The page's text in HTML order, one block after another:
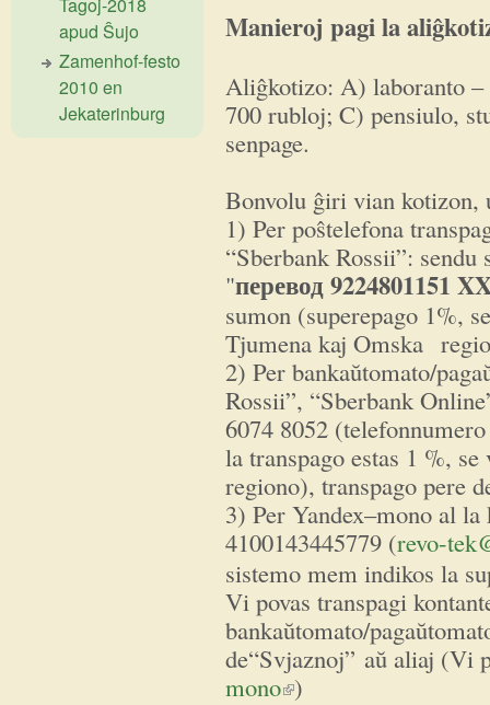
Manieroj pagi la
Aliĝkotizo: A) laboranto
700 rubloj; C) pensiulo,
senpage.
Bonvolu ĝiri vian kotizon,
1) Per poŝtelefona
“Sberbank Rossii”:
"перевод 9224801151
sumon (superepago 1%,
Tjumena kaj Omska
2) Per bankaŭtomato/
Rossii”, “Sberbank
6074 8052
la transpago estas 1 %,
regiono), transpago pere
3) Per Yandex–mono al
4100143445779 (revo-
sistemo mem indikos la
Vi povas transpagi
bankaŭtomato/
de“Svjaznoj” aŭ aliaj (Vi
mono(link is external)
)
apud Ŝujo
Zamenhof-festo
2010 en
Jekaterinburg